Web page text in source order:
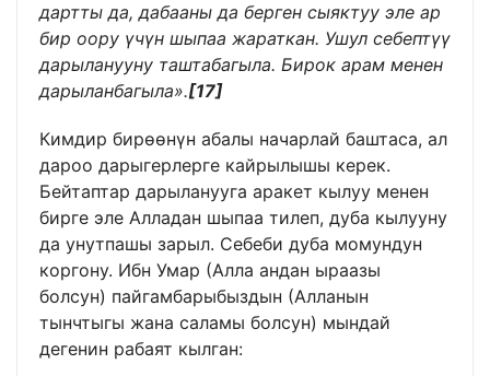
дартты да, дабааны да берген сыяктуу эле ар
бир оору үчүн шыпаа жараткан. Ушул себептүү
дарыланууну таштабагыла. Бирок арам менен
дарыланбагыла».[17]
Кимдир бирөөнүн абалы начарлай баштаса, ал
дароо дарыгерлерге кайрылышы керек.
Бейтаптар дарыланууга аракет кылуу менен
бирге эле Алладан шыпаа тилеп, дуба кылууну
да унутпашы зарыл. Себеби дуба момундун
коргону. Ибн Умар (Алла андан ыраазы
болсун) пайгамбарыбыздын (Алланын
тынчтыгы жана саламы болсун) мындай
дегенин рабаят кылган: